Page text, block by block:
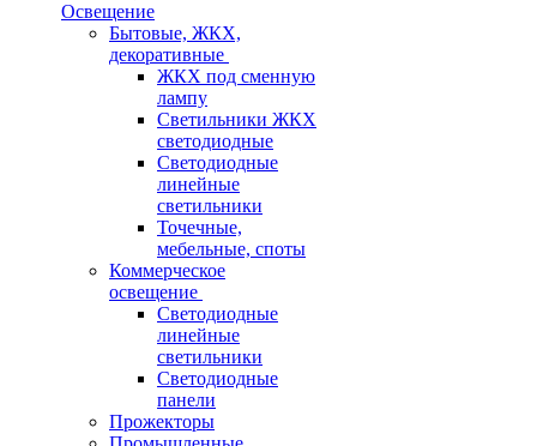
Освещение
Бытовые, ЖКХ,
декоративные
ЖКХ под сменную
лампу
Светильники ЖКХ
светодиодные
Светодиодные
линейные
светильники
Точечные,
мебельные, споты
Коммерческое
освещение
Светодиодные
линейные
светильники
Светодиодные
панели
Прожекторы